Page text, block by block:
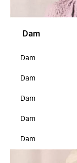
Dam
Dam
Dam
Dam
Dam
Dam